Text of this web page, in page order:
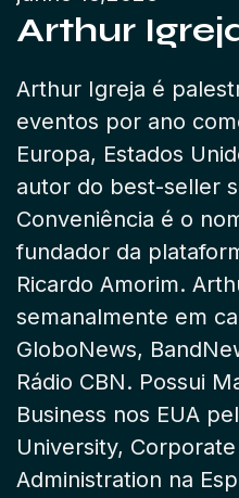
Arthur
Arthur Igreja é
eventos por ano
Europa, Estados
autor do best-seller
Conveniência é o
fundador da
Ricardo Amorim.
semanalmente em
GloboNews,
Rádio CBN. Possui
Business nos EUA
University,
Administration na